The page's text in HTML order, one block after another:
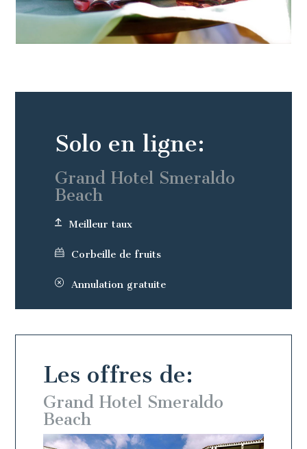
Les offres de:
Grand Hotel Smeraldo
Beach
Solo en ligne:
Grand Hotel Smeraldo
Beach
Meilleur taux
Corbeille de fruits
Annulation gratuite